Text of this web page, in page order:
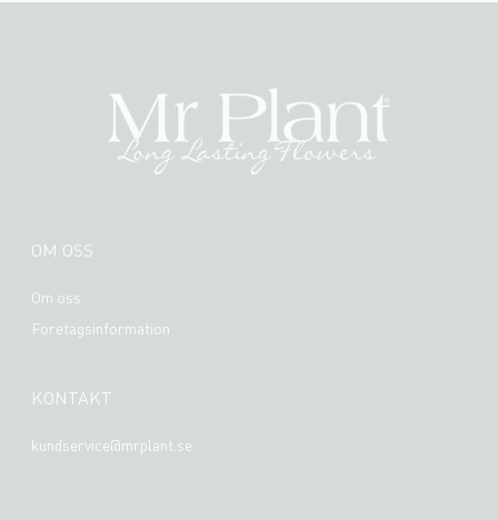
OM OSS
Om oss
Företagsinformation
KONTAKT
kundservice@mrplant.se